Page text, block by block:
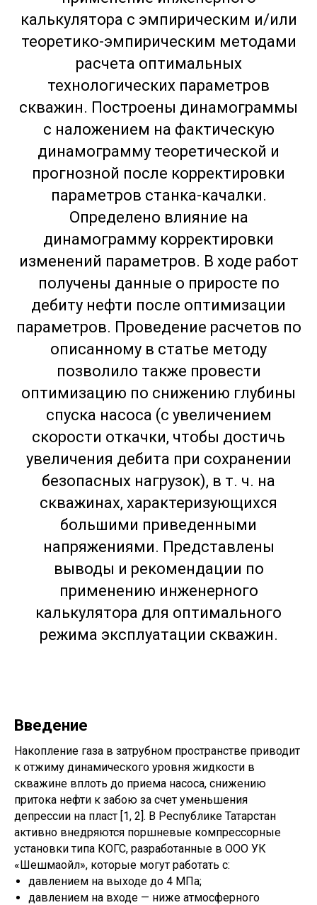
калькулятора с эмпирическим и/или
теоретико-эмпирическим методами
расчета оптимальных
технологических параметров
скважин. Построены динамограммы
с наложением на фактическую
динамограмму теоретической и
прогнозной после корректировки
параметров станка-качалки.
Определено влияние на
динамограмму корректировки
изменений параметров. В ходе работ
получены данные о приросте по
дебиту нефти после оптимизации
параметров. Проведение расчетов по
описанному в статье методу
позволило также провести
оптимизацию по снижению глубины
спуска насоса (с увеличением
скорости откачки, чтобы достичь
увеличения дебита при сохранении
безопасных нагрузок), в т. ч. на
скважинах, характеризующихся
большими приведенными
напряжениями. Представлены
выводы и рекомендации по
применению инженерного
калькулятора для оптимального
режима эксплуатации скважин.
Введение
Накопление газа в затрубном пространстве приводит
к отжиму динамического уровня жидкости в
скважине вплоть до приема насоса, снижению
притока нефти к забою за счет уменьшения
депрессии на пласт [1, 2]. В Республике Татарстан
активно внедряются поршневые компрессорные
установки типа КОГС, разработанные в ООО УК
«Шешмаойл», которые могут работать с:
давлением на выходе до 4 МПа;
давлением на входе — ниже атмосферного